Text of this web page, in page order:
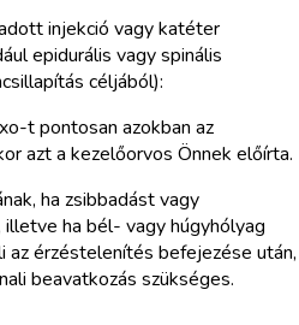
injekció vagy katéter
epidurális vagy spinális
céljából):
t pontosan azokban az
azt a kezelőorvos Önnek előírta.
ha zsibbadást vagy
ha bél- vagy húgyhólyag
érzéstelenítés befejezése után,
beavatkozás szükséges.